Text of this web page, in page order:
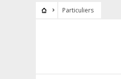
Particuliers